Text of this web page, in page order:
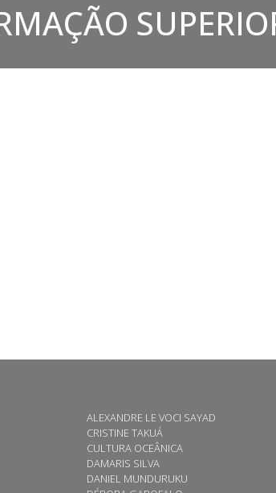
ALEXANDRE LE VOCI SAYAD
CRISTINE TAKUÁ
CULTURA OCEÂNICA
DAMARIS SILVA
DANIEL MUNDURUKU